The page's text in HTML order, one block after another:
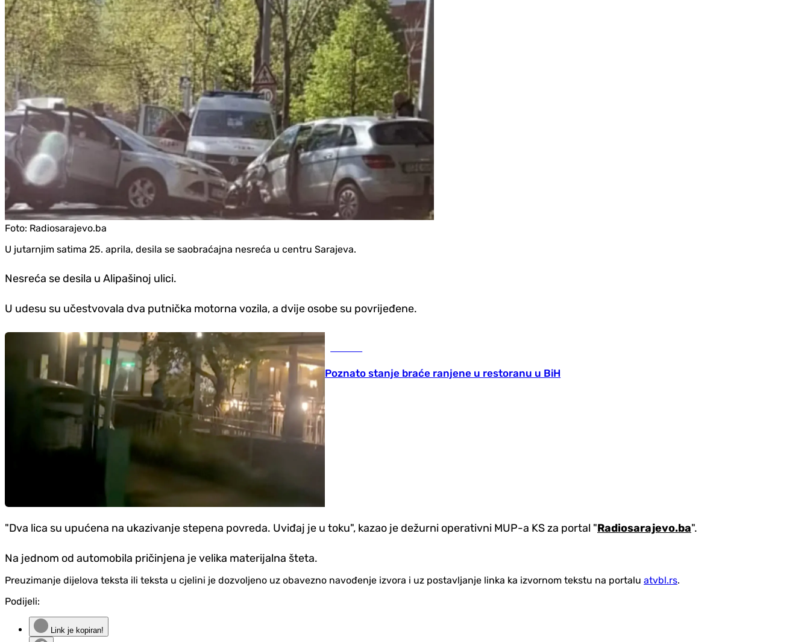
Foto: Radiosarajevo.ba
U jutarnjim satima 25. aprila, desila se saobraćajna nesreća u centru Sarajeva.
Nesreća se desila u Alipašinoj ulici.
U udesu su učestvovala dva putnička motorna vozila, a dvije osobe su povrijeđene.
Poznato stanje braće ranjene u restoranu u BiH
"Dva lica su upućena na ukazivanje stepena povreda. Uviđaj je u toku", kazao je dežurni operativni MUP-a KS za portal "Radiosarajevo.ba".
Na jednom od automobila pričinjena je velika materijalna šteta.
Preuzimanje dijelova teksta ili teksta u cjelini je dozvoljeno uz obavezno navođenje izvora i uz postavljanje linka ka izvornom tekstu na portalu atvbl.rs.
Podijeli:
Link je kopiran!